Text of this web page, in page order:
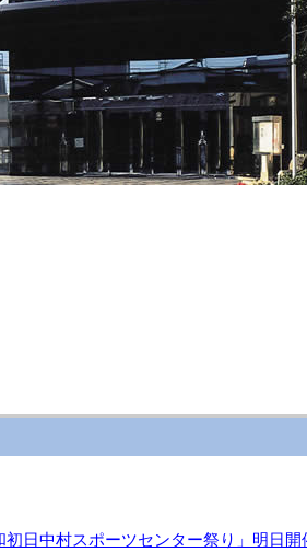
日中村スポーツセンター祭り」明日開